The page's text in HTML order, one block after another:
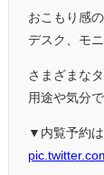
おこもり感
デスク、モ
さまざまな
用途や気分
▼内覧予約